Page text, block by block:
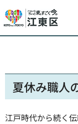
夏休み職人
江戸時代から続く